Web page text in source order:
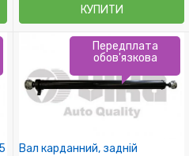
КУПИТИ
Вал карданний, задній
Передплата
обов'язкова